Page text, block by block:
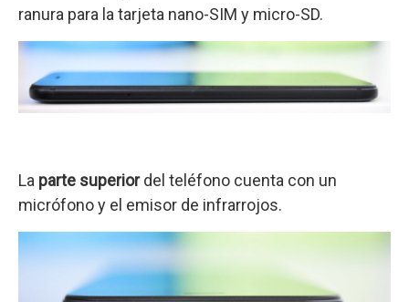
ranura para la tarjeta nano-SIM y micro-SD.
La parte superiordel teléfono cuenta con un
micrófono y el emisor de infrarrojos.